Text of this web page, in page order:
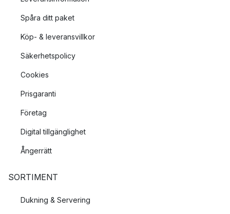
Spåra ditt paket
Köp- & leveransvillkor
Säkerhetspolicy
Cookies
Prisgaranti
Företag
Digital tillgänglighet
Ångerrätt
SORTIMENT
Dukning & Servering